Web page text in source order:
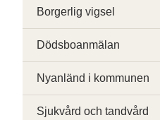
Borgerlig vigsel
Dödsboanmälan
Nyanländ i kommunen
Sjukvård och tandvård